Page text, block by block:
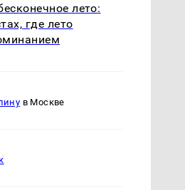
лето:
где лето
в Москве